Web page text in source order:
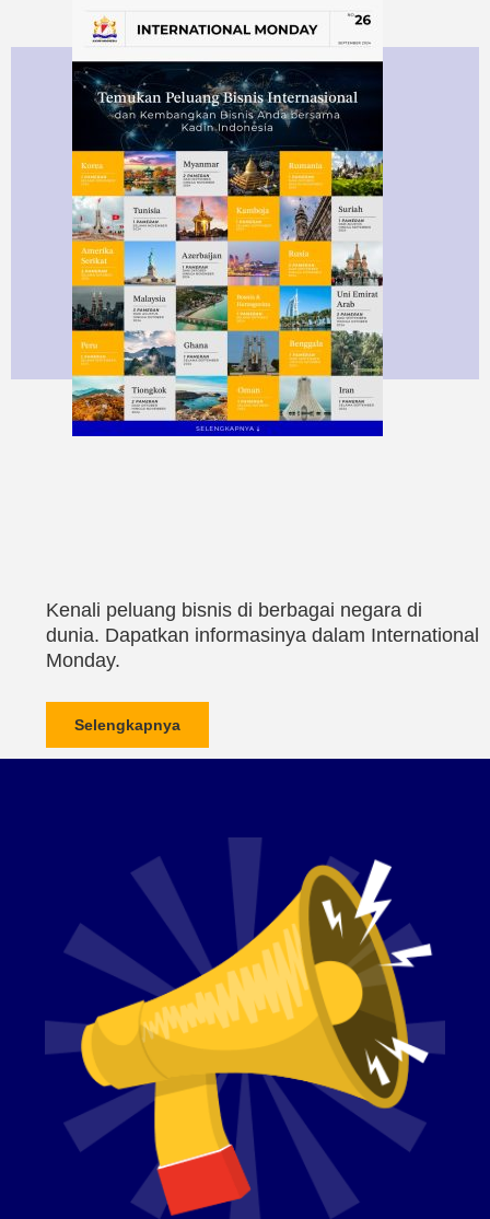
Kenali peluang bisnis di berbagai negara di
dunia. Dapatkan informasinya dalam International
Monday.
Selengkapnya